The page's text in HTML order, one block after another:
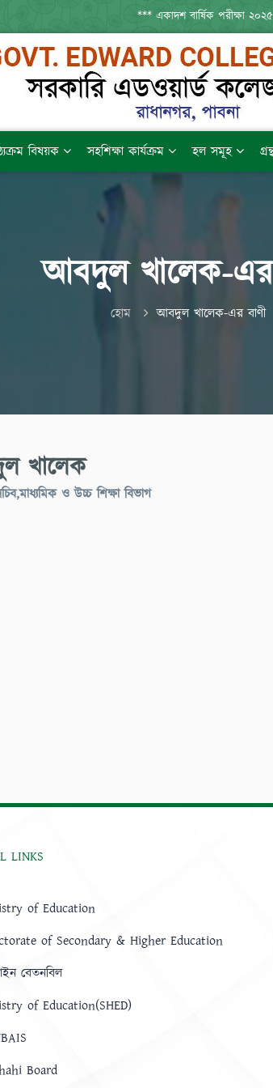
*** একাদশ বার্ষিক পরীক্ষা
বিষয়ক সহশিক্ষা কার্যক্রম হল সমূহ
আবদুল খালেক-এর
হোম আবদুল খালেক-এর বাণী
খালেক
ও উচ্চ শিক্ষা বিভাগ
LINKS
of Education
of Secondary & Higher Education
বেতনবিল
of Education(SHED)
Board